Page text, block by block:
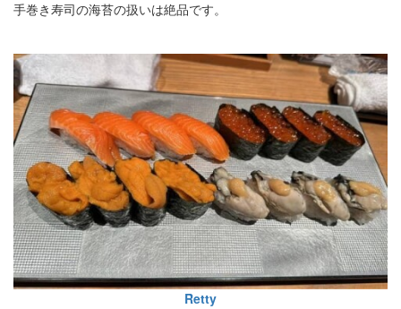
手巻き寿司の海苔の扱いは絶品です。
Retty